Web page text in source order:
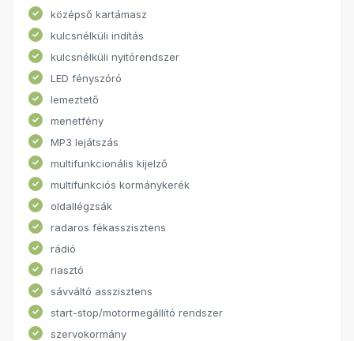
középső kartámasz
kulcsnélküli indítás
kulcsnélküli nyitórendszer
LED fényszóró
lemeztető
menetfény
MP3 lejátszás
multifunkcionális kijelző
multifunkciós kormánykerék
oldallégzsák
radaros fékasszisztens
rádió
riasztó
sávváltó asszisztens
start-stop/motormegállító rendszer
szervokormány